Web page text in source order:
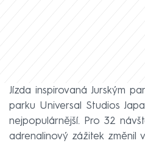
Jízda inspirovaná Jurským
parku Universal Studios
nejpopulárnější. Pro 32
adrenalinový zážitek změnil